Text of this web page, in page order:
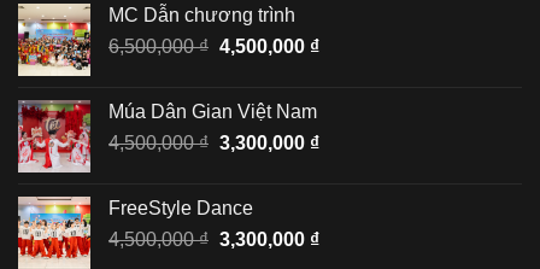
6,500,000 ₫.
4,500,000 ₫.
MC Dẫn chương trình
6,500,000₫ Giá
6,500,000 ₫.
4,500,000 ₫Giá
4,500,000 ₫.
Múa Dân Gian Việt Nam
4,500,000₫ Giá
4,500,000 ₫.
3,300,000 ₫Giá
3,300,000 ₫.
FreeStyle Dance
4,500,000₫ Giá
3,300,000 ₫Giá